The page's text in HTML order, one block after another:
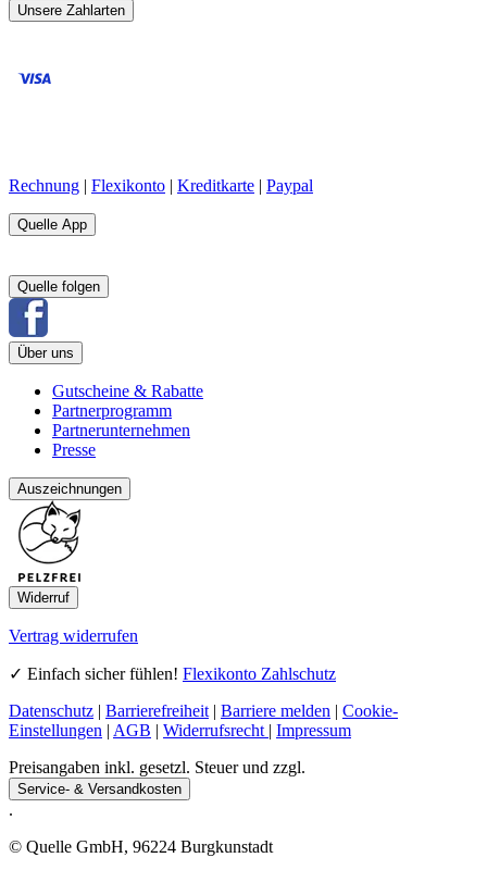
Unsere Zahlarten
Rechnung|Flexikonto
Quelle App
Quelle folgen
Über uns
Gutscheine & Rabatte
Partnerprogramm
Partnerunternehmen
Presse
Widerruf
Vertrag widerrufen
✓ Einfach sicher fühlen!Flexikonto Zahlschutz
Datenschutz
| Barrierefreiheit | Barriere melden
Einstellungen|AGB|Widerrufsrecht|